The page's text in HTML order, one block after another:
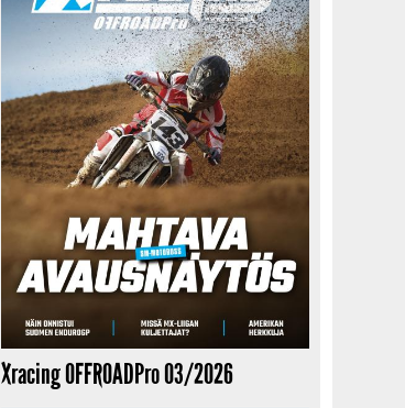
Xracing OFFROADPro 03/2026